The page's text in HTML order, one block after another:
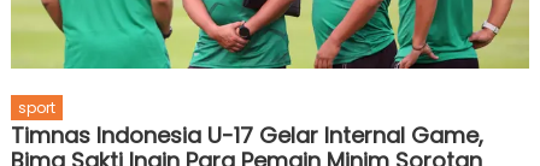
sport
Timnas Indonesia U-17 Gelar Internal Game,